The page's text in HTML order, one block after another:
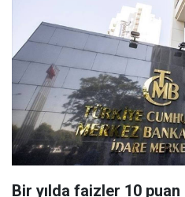
Bir yılda faizler 10 puan